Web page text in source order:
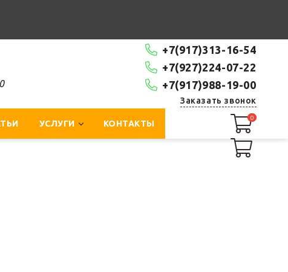
+7(917)313-16-54
+7(927)224-07-22
+7(917)988-19-00
Заказать звонок
УСЛУГИ КОНТАКТЫ
0
0